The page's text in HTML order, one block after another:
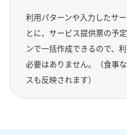
利用パターンや入力したサ
とに、サービス提供票の予
ンで一括作成できるので、
必要はありません。（食事
スも反映されます）